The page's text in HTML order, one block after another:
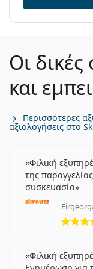
Οι δικές
και
Περισσότερες
αξιολογήσεις στο
Φιλική
της
συσκευασία
Φιλική